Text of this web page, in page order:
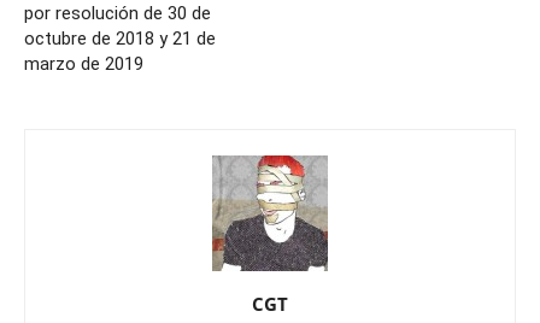
por resolución de 30 de
octubre de 2018 y 21 de
marzo de 2019
CGT